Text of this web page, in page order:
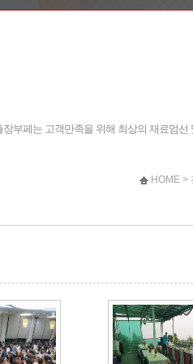
장부페는 고객만족을 위해 최상의 재료엄
HOME >